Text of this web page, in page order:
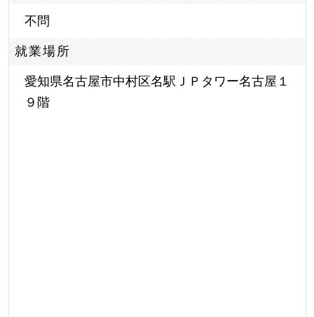
不問
就業場所
愛知県名古屋市中村区名駅ＪＰタワー名古屋１
９階